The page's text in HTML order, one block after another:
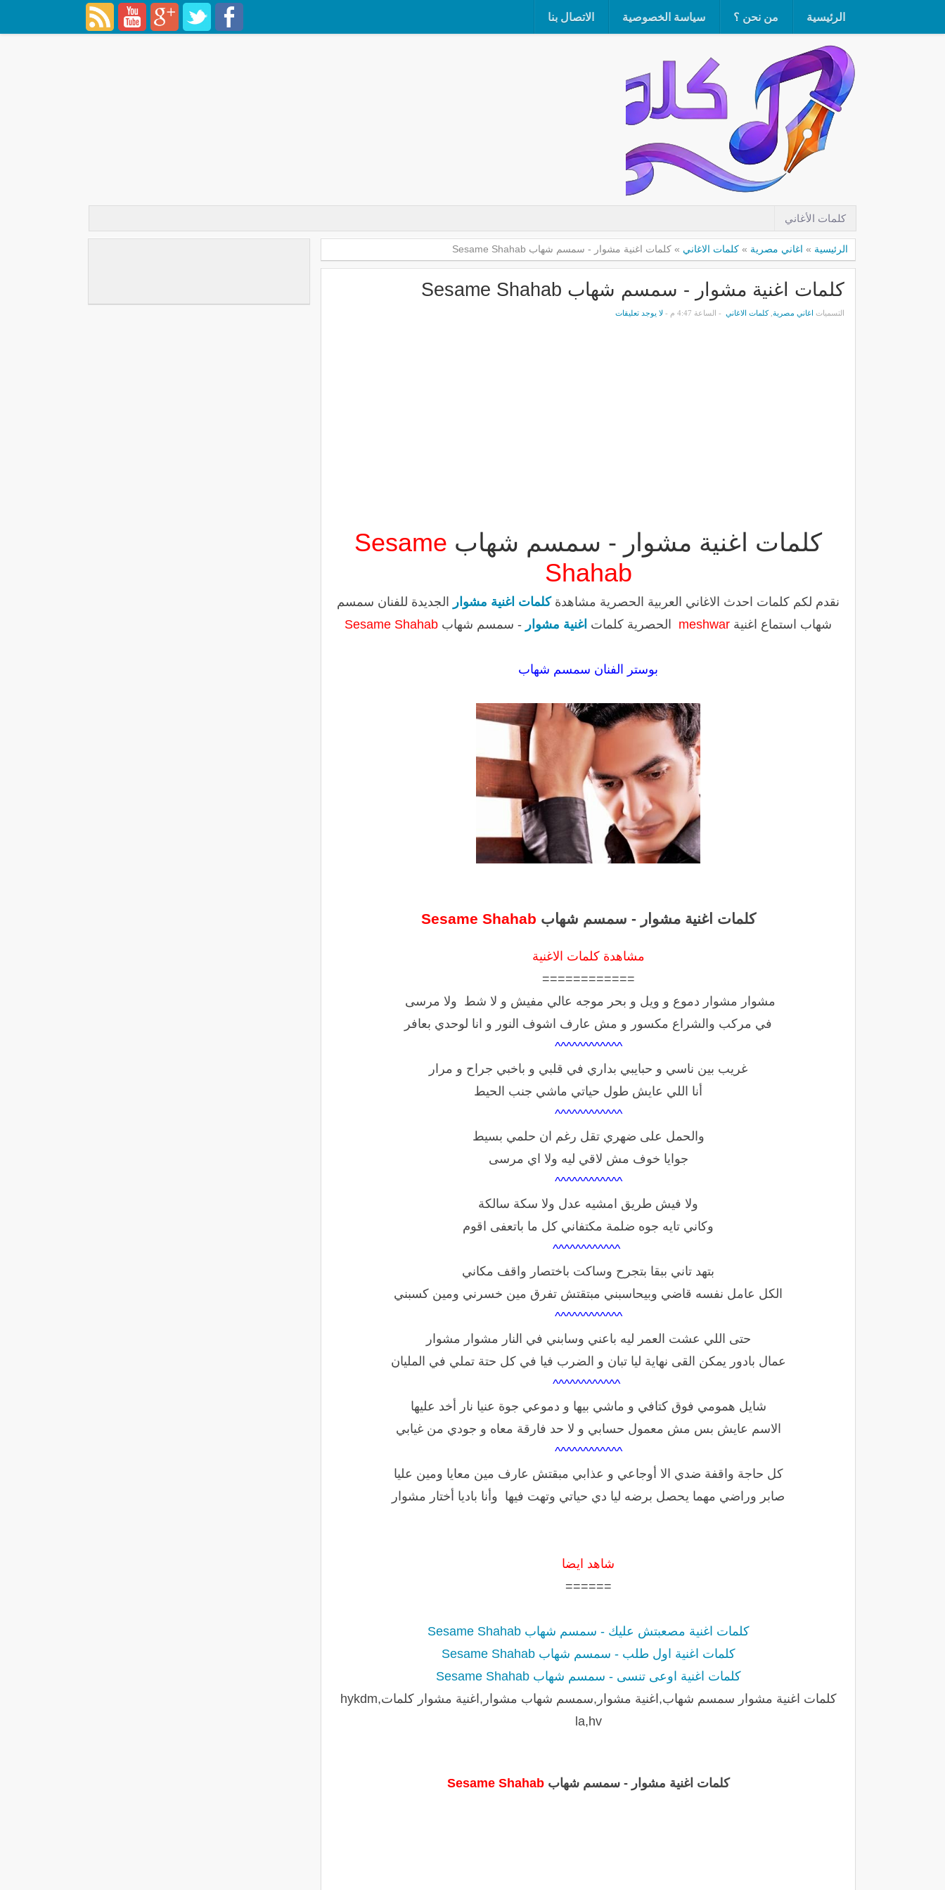
الرئيسية من نحن ؟ سياسة الخصوصية الاتصال بنا
كلمات الأغاني
الرئيسية » اغاني مصرية » كلمات الاغاني » كلمات اغنية مشوار - سمسم شهاب Sesame Shahab
كلمات اغنية مشوار - سمسم شهاب Sesame Shahab
التسميات اغاني مصرية ,كلمات الاغاني - الساعة 4:47 م - لا يوجد تعليقات
كلمات اغنية مشوار - سمسم شهاب Sesame
Shahab
نقدم لكم كلمات احدث الاغاني العربية الحصرية مشاهدةكلمات اغنية مشوار
الجديدة للفنان سمسم
شهاب استماع اغنية meshwar الحصرية كلمات اغنية مشوار - سمسم شهاب
بوستر الفنان سمسم شهاب
كلمات اغنية مشوار - سمسم شهاب
مشاهدة كلمات الاغنية
============
مشوار مشوار دموع و ويل و بحر موجه عالي مفيش و لا شط ولا مرسى
في مركب والشراع مكسور و مش عارف اشوف النور و انا لوحدي بعافر
^^^^^^^^^^^^
غريب بين ناسي و حبايبي بداري في قلبي و باخبي جراح و مرار
أنا اللي عايش طول حياتي ماشي جنب الحيط
^^^^^^^^^^^^
والحمل على ضهري تقل رغم ان حلمي بسيط
جوايا خوف مش لاقي ليه ولا اي مرسى
^^^^^^^^^^^^
ولا فيش طريق امشيه عدل ولا سكة سالكة
وكاني تايه جوه ضلمة مكتفاني كل ما باتعفى اقوم
^^^^^^^^^^^^
بتهد تاني ببقا بتجرح وساكت باختصار واقف مكاني
الكل عامل نفسه قاضي وبيحاسبني مبتقتش تفرق مين خسرني ومين كسبني
^^^^^^^^^^^^
حتى اللي عشت العمر ليه باعني وسابني في النار مشوار مشوار
عمال بادور يمكن القى نهاية ليا تبان و الضرب فيا في كل حتة تملي في المليان
^^^^^^^^^^^^
شايل همومي فوق كتافي و ماشي بيها و دموعي جوة عنيا نار أخد عليها
الاسم عايش بس مش معمول حسابي و لا حد فارقة معاه و جودي من غيابي
^^^^^^^^^^^^
كل حاجة واقفة ضدي الا أوجاعي و عذابي مبقتش عارف مين معايا ومين عليا
صابر وراضي مهما يحصل برضه ليا دي حياتي وتهت فيها وأنا باديا أختار مشوار
شاهد ايضا
======
كلمات اغنية مصعبتش عليك - سمسم شهاب Sesame Shahab
كلمات اغنية اول طلب - سمسم شهاب Sesame Shahab
كلمات اغنية اوعى تنسى - سمسم شهاب Sesame Shahab
كلمات اغنية مشوار سمسم شهاب,اغنية مشوار,سمسم شهاب مشوار,اغنية مشوار كلمات,hykdm
la,hv
كلمات اغنية مشوار - سمسم شهاب Sesame Shahab